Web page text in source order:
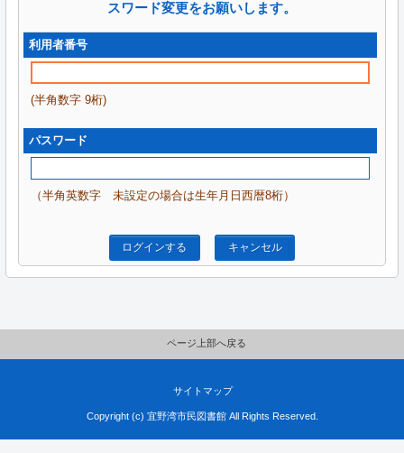
スワード変更をお願いします。
利用者番号
(半角数字 9桁)
パスワード
（半角英数字 未設定の場合は生年月日西暦8桁）
ログインする キャンセル
ページ上部へ戻る
サイトマップ
Copyright (c) 宜野湾市民図書館 All Rights Reserved.